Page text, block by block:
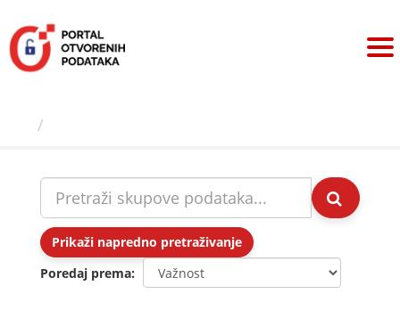
sadržaj
Prikaži napredno pretraživanje
Poredaj prema